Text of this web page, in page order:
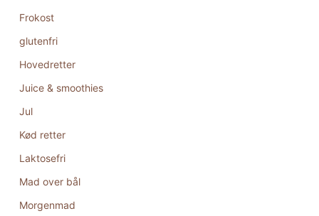
Frokost
glutenfri
Hovedretter
Juice & smoothies
Jul
Kød retter
Laktosefri
Mad over bål
Morgenmad